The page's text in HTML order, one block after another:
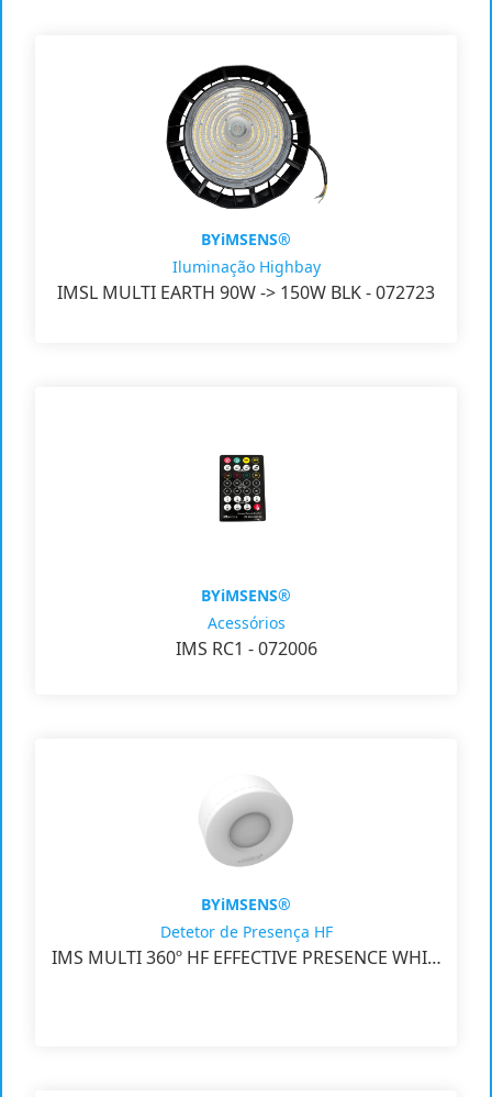
BYiMSENS®
Iluminação Highbay
IMSL MULTI EARTH 90W -> 150W BLK - 072723
BYiMSENS®
Acessórios
IMS RC1 - 072006
BYiMSENS®
Detetor de Presença HF
IMS MULTI 360º HF EFFECTIVE PRESENCE WHI…